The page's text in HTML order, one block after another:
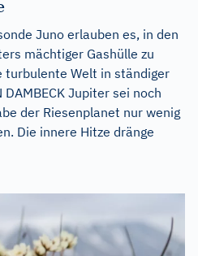
Juno erlauben es, in den
mächtiger Gashülle zu
turbulente Welt in ständiger
DAMBECK Jupiter sei noch
der Riesenplanet nur wenig
Die innere Hitze dränge